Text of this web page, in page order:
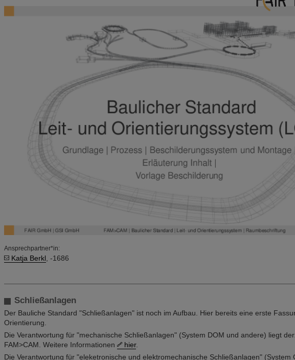
Ansprechpartner*in:
Katja Berkl, -1686
Schließanlagen
Der Bauliche Standard "Schließanlagen" ist noch im Aufbau. Hier bereits eine erste
Orientierung.
Die Verantwortung für "mechanische Schließanlagen" (System DOM und andere) liegt
FAM>CAM. Weitere Informationen
hier.
Die Verantwortung für "eleketronische und elektromechanische Schließanlagen" (System